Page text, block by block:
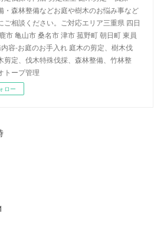
・森林整備などお庭や樹木のお悩み事など
ご相談ください。ご対応エリア三重県 四日
市 亀山市 桑名市 津市 菰野町 朝日町 東員
容-お庭のお手入れ 庭木の剪定、樹木伐
剪定、伐木特殊伐採、森林整備、竹林整
トープ管理
ロー